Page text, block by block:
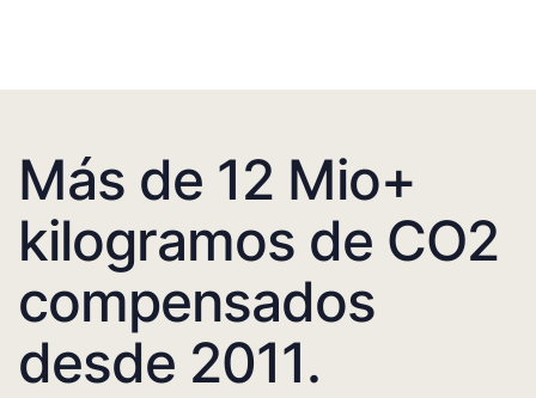
Más de 12 Mio+
kilogramos de CO2
compensados
desde 2011.